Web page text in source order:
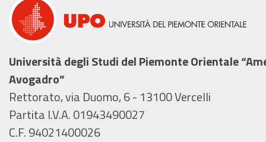
Università degli Studi del Piemonte Orientale
Avogadro”
Rettorato, via Duomo, 6 - 13100 Vercelli
Partita I.V.A. 01943490027
C.F. 94021400026